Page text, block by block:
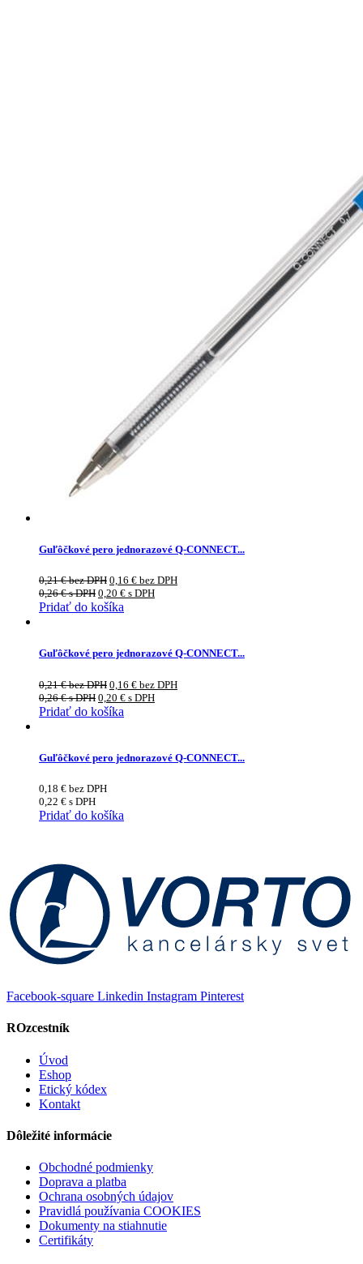
Guľôčkové pero jednorazové Q-CONNECT...
0,21€bez DPH 0,16 € bez DPH
0,26€s DPH 0,20 € s DPH
Pridať do košíka
Guľôčkové pero jednorazové Q-CONNECT...
0,21€bez DPH 0,16 € bez DPH
0,26€s DPH 0,20 € s DPH
Pridať do košíka
Guľôčkové pero jednorazové Q-CONNECT...
0,18 € bez DPH
0,22 € s DPH
Pridať do košíka
Facebook-square Linkedin Instagram Pinterest
ROzcestník
Úvod
Eshop
Etický kódex
Kontakt
Dôležité informácie
Obchodné podmienky
Doprava a platba
Ochrana osobných údajov
Pravidlá používania COOKIES
Dokumenty na stiahnutie
Certifikáty